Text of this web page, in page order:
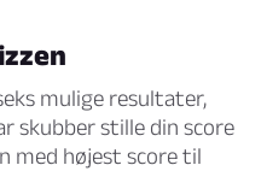
mulige resultater,
skubber stille din score
med højest score til